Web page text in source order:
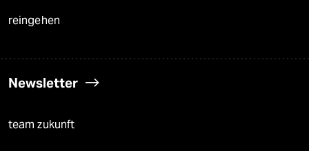
reingehen
Newsletter
team zukunft